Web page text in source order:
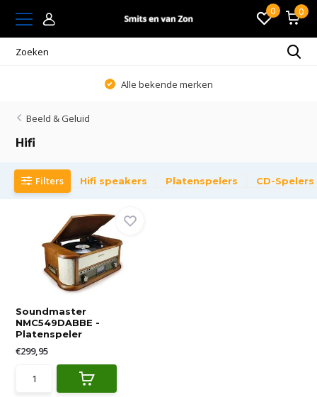
0 0
Alle bekende merken
Beeld & Geluid
Hifi
Filters Hifi speakers Platenspelers CD-Spelers
Soundmaster
NMC549DABBE -
Platenspeler
€299,95